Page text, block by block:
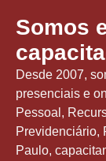
Somos
Desde 2007,
presenciais e
Pessoal,
Previdenciário,
Paulo,